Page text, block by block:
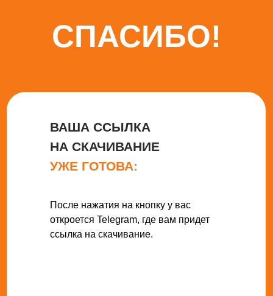
СПАСИБО!
ВАША ССЫЛКА
НА СКАЧИВАНИЕ
УЖЕ ГОТОВА:
После нажатия на кнопку у вас
откроется Telegram, где вам придет
ссылка на скачивание.